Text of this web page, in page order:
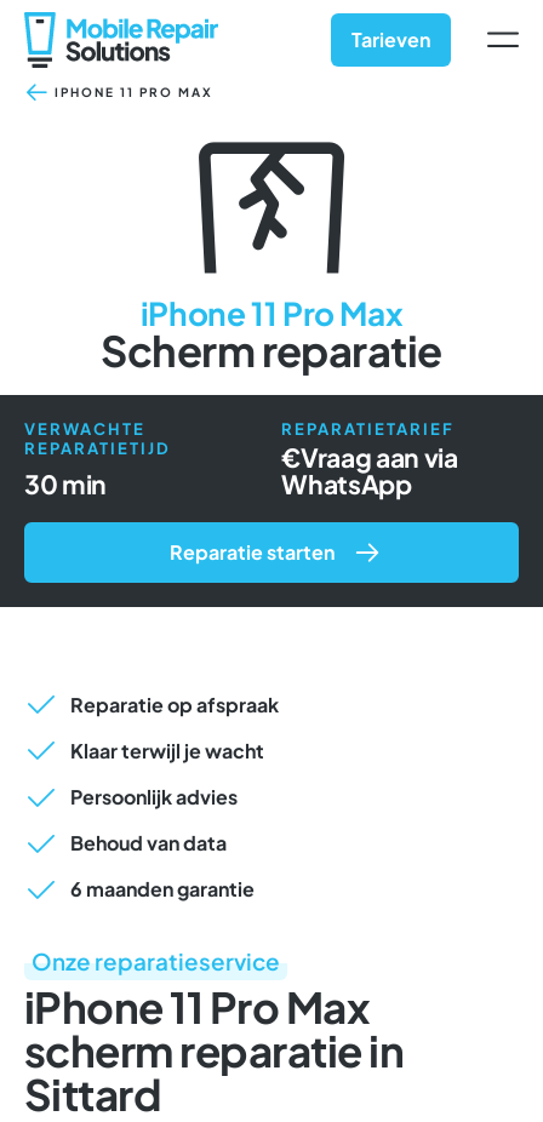
naar
inhoud
Tarieven
IPHONE 11 PRO MAX
iPhone 11 Pro Max
Scherm reparatie
REPARATIETARIEF
€Vraag aan via
WhatsApp
VERWACHTE
REPARATIETIJD
30 min
Reparatie starten
Reparatie op afspraak
Klaar terwijl je wacht
Persoonlijk advies
Behoud van data
6 maanden garantie
Onze reparatieservice
iPhone 11 Pro Max
scherm reparatie in
Sittard